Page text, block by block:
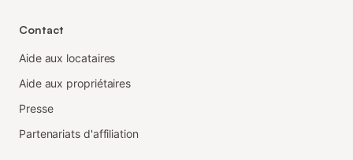
Contact
Aide aux locataires
Aide aux propriétaires
Presse
Partenariats d'affiliation